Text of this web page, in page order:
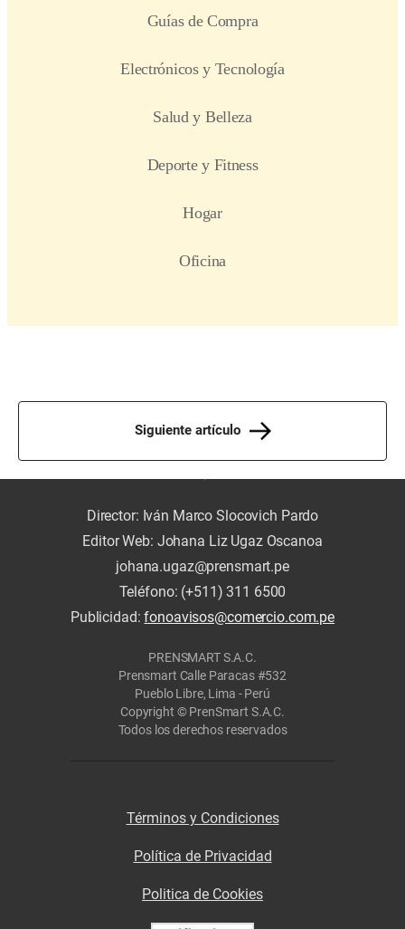
Siguiente artículo
Director: Iván Marco Slocovich Pardo
Editor Web: Johana Liz Ugaz Oscanoa
johana.ugaz@prensmart.pe
Teléfono: (+511) 311 6500
Publicidad:fonoavisos@comercio.com.pe
PRENSMART S.A.C.
Prensmart Calle Paracas #532
Pueblo Libre, Lima - Perú
Copyright © PrenSmart S.A.C.
Todos los derechos reservados
Términos y Condiciones
Política de Privacidad
Politica de Cookies